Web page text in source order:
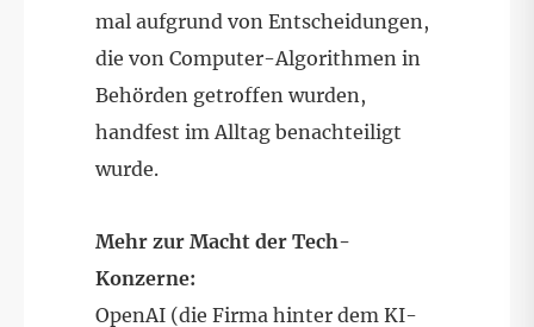
mal aufgrund von Entscheidungen,
die von Computer-Algorithmen in
Behörden getroffen wurden,
handfest im Alltag benachteiligt
wurde.
Mehr zur Macht der Tech-
Konzerne:
OpenAI (die Firma hinter dem KI-